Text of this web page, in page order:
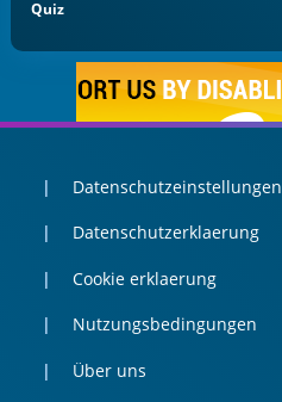
Quiz
Datenschutzeinstellungen
Datenschutzerklaerung
Cookie erklaerung
Nutzungsbedingungen
Über uns